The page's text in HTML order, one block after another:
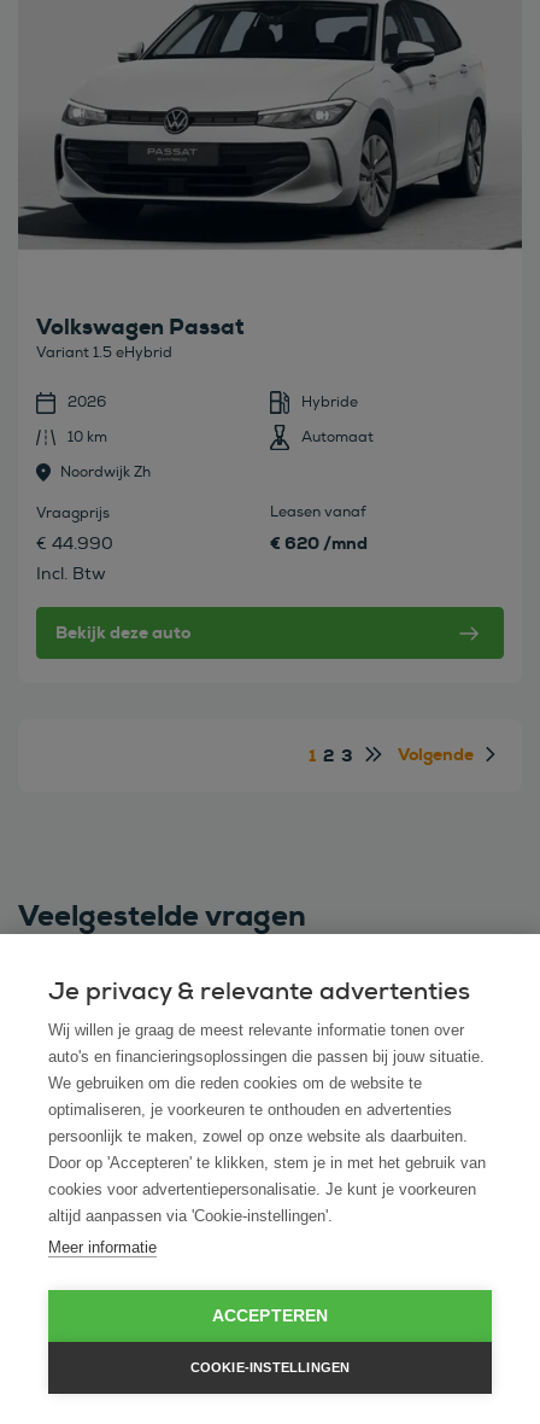
Volkswagen Passat
Variant 1.5 eHybrid
2026
Hybride
10 km
Automaat
Noordwijk Zh
Vraagprijs
€ 44.990
Incl. Btw
Leasen vanaf
€ 620 /mnd
Bekijk deze auto
1 2 3 Volgende
Heb je vragen of wil je meer
informatie?
Neem dan contact op met ROS finance
Telefonisch contact
Of stuur een e-mail naar
Veelgestelde vragen
Bekijk alle veelgestelde vragen
Je privacy & relevante advertenties
Wij willen je graag de meest relevante informatie tonen over
auto's en financieringsoplossingen die passen bij jouw situatie.
We gebruiken om die reden cookies om de website te
optimaliseren, je voorkeuren te onthouden en advertenties
persoonlijk te maken, zowel op onze website als daarbuiten.
Door op 'Accepteren' te klikken, stem je in met het gebruik van
cookies voor advertentiepersonalisatie. Je kunt je voorkeuren
altijd aanpassen via 'Cookie-instellingen'.
Meer informatie
ACCEPTEREN
COOKIE-INSTELLINGEN